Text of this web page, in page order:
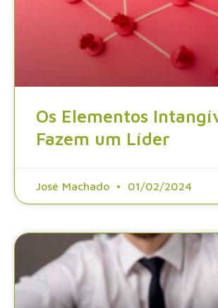
Os Elementos
Fazem um Líder
José Machado 01/02/2024